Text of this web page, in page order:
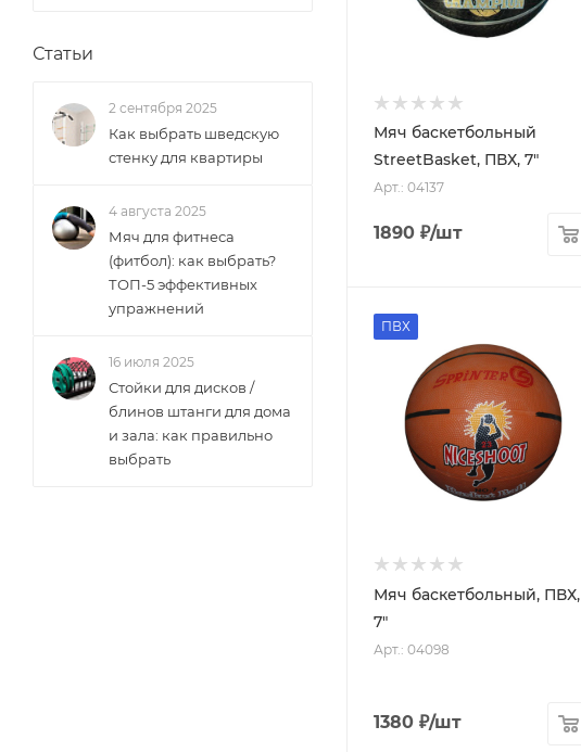
Мяч баскетбольный
StreetBasket, ПВХ, 7"
Арт.: 04137
1890 ₽/шт
ПВХ
Мяч баскетбольный, ПВХ,
7"
Арт.: 04098
1380 ₽/шт
Статьи
2 сентября 2025
Как выбрать шведскую
стенку для квартиры
4 августа 2025
Мяч для фитнеса
(фитбол): как выбрать?
ТОП-5 эффективных
упражнений
16 июля 2025
Стойки для дисков /
блинов штанги для дома
и зала: как правильно
выбрать